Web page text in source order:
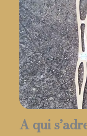
A qui